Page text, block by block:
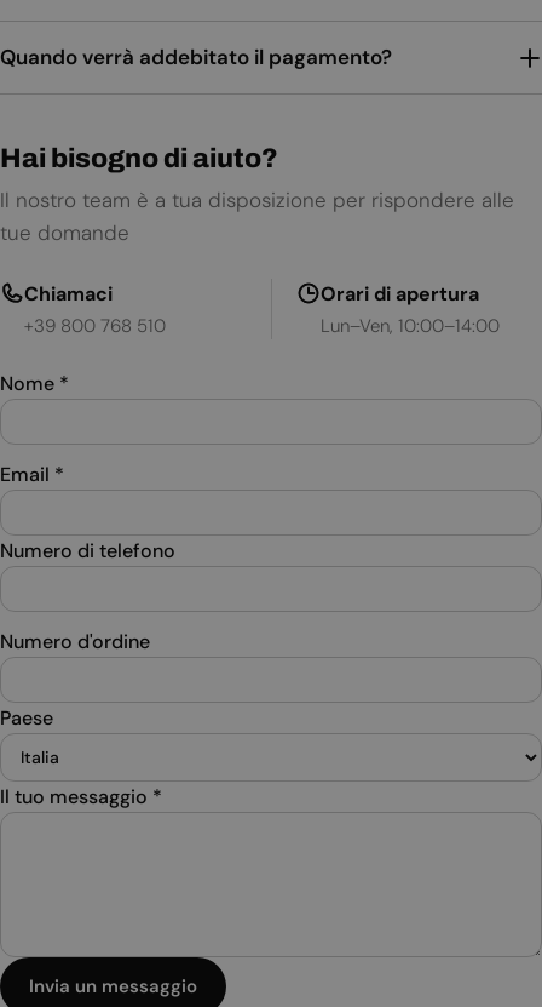
Quando verrà addebitato il pagamento?
Hai bisogno di aiuto?
Il nostro team è a tua disposizione per rispondere alle
tue domande
Chiamaci
+39 800 768 510
Orari di apertura
Lun–Ven, 10:00–14:00
Nome *
Email *
Numero di telefono
Numero d'ordine
Paese
Il tuo messaggio *
Invia un messaggio